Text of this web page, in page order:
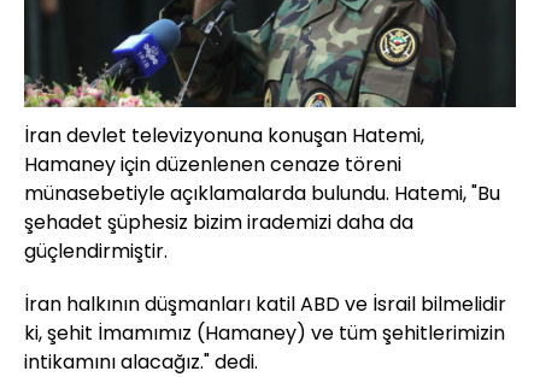
İran devlet televizyonuna konuşan Hatemi,
Hamaney için düzenlenen cenaze töreni
münasebetiyle açıklamalarda bulundu. Hatemi, "Bu
şehadet şüphesiz bizim irademizi daha da
güçlendirmiştir.
İran halkının düşmanları katil ABD ve İsrail bilmelidir
ki, şehit İmamımız (Hamaney) ve tüm şehitlerimizin
intikamını alacağız." dedi.